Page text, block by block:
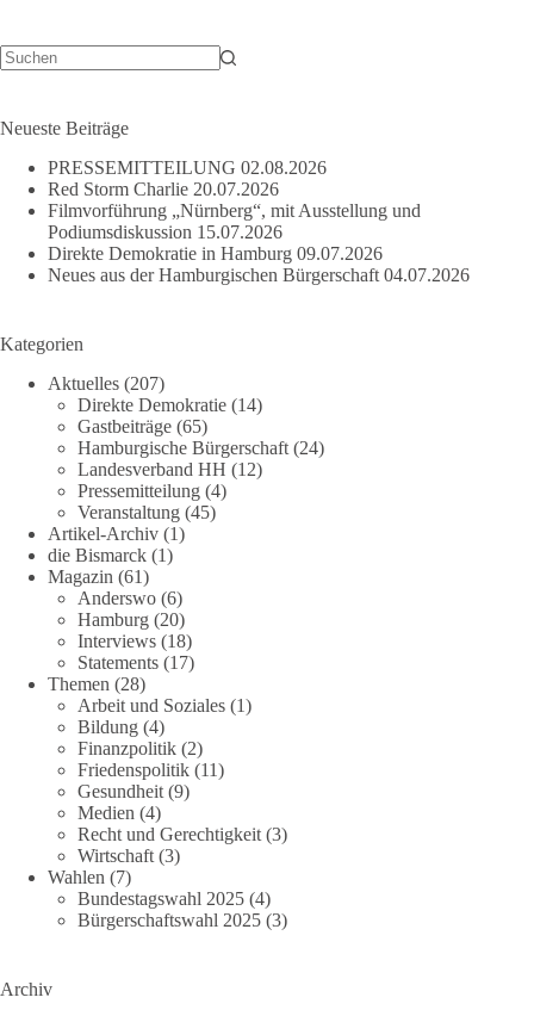
Neueste Beiträge
PRESSEMITTEILUNG 02.08.2026
Red Storm Charlie 20.07.2026
Filmvorführung „Nürnberg“, mit Ausstellung und
Podiumsdiskussion 15.07.2026
Direkte Demokratie in Hamburg 09.07.2026
Neues aus der Hamburgischen Bürgerschaft 04.07.2026
Kategorien
Aktuelles (207)
Direkte Demokratie (14)
Gastbeiträge (65)
Hamburgische Bürgerschaft (24)
Landesverband HH (12)
Pressemitteilung (4)
Veranstaltung (45)
Artikel-Archiv (1)
die Bismarck (1)
Magazin (61)
Anderswo (6)
Hamburg (20)
Interviews (18)
Statements (17)
Themen (28)
Arbeit und Soziales (1)
Bildung (4)
Finanzpolitik (2)
Friedenspolitik (11)
Gesundheit (9)
Medien (4)
Recht und Gerechtigkeit (3)
Wirtschaft (3)
Wahlen (7)
Bundestagswahl 2025 (4)
Bürgerschaftswahl 2025 (3)
Archiv